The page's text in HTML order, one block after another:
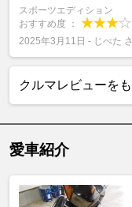
スポーツエディション
おすすめ度 ：
2025年3月11日 - じべた
クルマレビューを
愛車紹介